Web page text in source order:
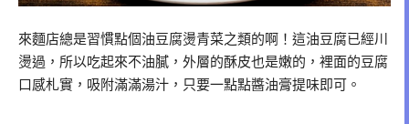
來麵店總是習慣點個油豆腐燙青菜之類的啊！這油豆腐已經川
燙過，所以吃起來不油膩，外層的酥皮也是嫩的，裡面的豆腐
口感札實，吸附滿滿湯汁，只要一點點醬油膏提味即可。